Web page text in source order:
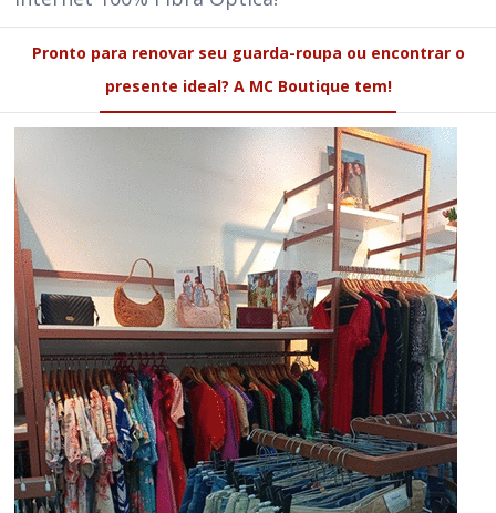
Pronto para renovar seu guarda-roupa ou encontrar o
presente ideal? A MC Boutique tem!